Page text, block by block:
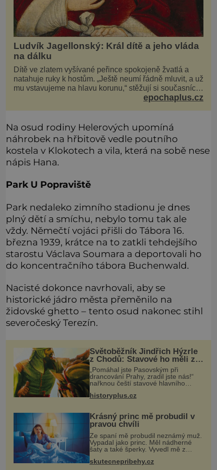
Ludvík Jagellonský: Král dítě a jeho vláda
na dálku
Dítě ve zlatem vyšívané peřince spokojeně žvatlá a
natahuje ruky k hostům. „Ještě neumí řádně mluvit, a už
mu vstavujeme na hlavu korunu,“ stěžují si současníci,
pro které je k neuvěření, že droboučký princ se dnes
epochaplus.cz
Na osud rodiny Helerových upomíná
náhrobek na hřbitově vedle poutního
kostela v Klokotech a vila, která na sobě nese
nápis Hana.
Park U Popraviště
Park nedaleko zimního stadionu je dnes
plný dětí a smíchu, nebylo tomu tak ale
vždy. Němečtí vojáci přišli do Tábora 16.
března 1939, krátce na to zatkli tehdejšího
starostu Václava Soumara a deportovali ho
do koncentračního tábora Buchenwald.
Nacisté dokonce navrhovali, aby se
historické jádro města přeměnilo na
židovské ghetto – tento osud nakonec stihl
severočeský Terezín.
Světoběžník Jindřich Hýzrle
z Chodů: Stavové ho měli za
zrádce
„Pomáhal jste Pasovským při
drancování Prahy, zradil jste nás!“
nařknou čeští stavové hlavního
Jindřich se však zastrašit nenechá.
historyplus.cz
Krásný princ mě probudil v
pravou chvíli
Ze spaní mě probudil neznámý muž.
Vypadal jako princ. Měl nádherné
šaty a také šperky. Vyvedl mě z
pokoje ven, v kuchyni totiž začalo
hořet. Stalo se to už moc dávno.
skutecnepribehy.cz